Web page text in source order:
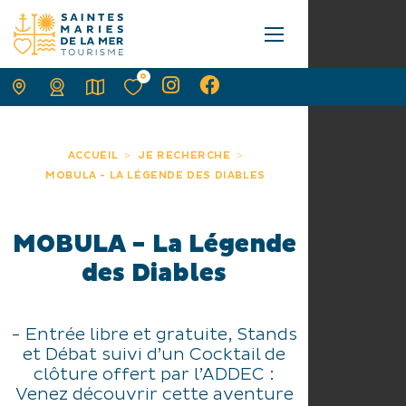
ACCUEIL
JE RECHERCHE
MOBULA - LA LÉGENDE DES DIABLES
MOBULA - La Légende
des Diables
- Entrée libre et gratuite, Stands
et Débat suivi d’un Cocktail de
clôture offert par l’ADDEC :
Venez découvrir cette aventure
0